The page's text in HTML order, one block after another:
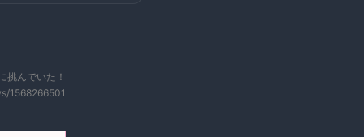
んでいた！
1568266501